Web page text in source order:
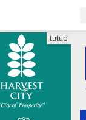
e
k
o
tutup